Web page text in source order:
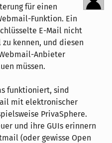
für einen
Funktion. Ein
E-Mail nicht
kennen, und diesen
Anbieter
müssen.
funktioniert, sind
mit elektronischer
PrivaSphere.
und ihre GUIs erinnern
(oder gewisse Open